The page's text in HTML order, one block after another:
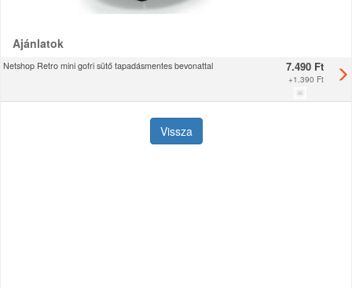
Ajánlatok
Netshop Retro mini gofri sütő tapadásmentes bevonattal 7.490 Ft
+1.390 Ft
Vissza